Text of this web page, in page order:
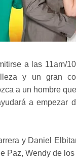
a las 11am/
y un gran
a un hombre
a empezar
y Daniel
Paz, Wendy de